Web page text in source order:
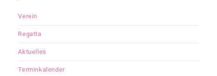
Verein
Regatta
Aktuelles
Terminkalender